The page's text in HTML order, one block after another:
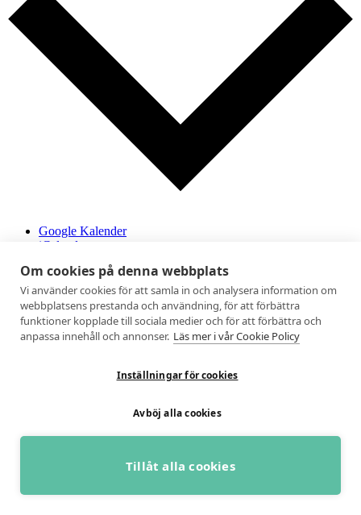
Om cookies på denna webbplats
Vi använder cookies för att samla in och analysera information om
webbplatsens prestanda och användning, för att förbättra
funktioner kopplade till sociala medier och för att förbättra och
anpassa innehåll och annonser. Läs mer i vår Cookie Policy
Inställningar för cookies
Avböj alla cookies
Tillåt alla cookies
Google Kalender
iCalendar
Outlook Live
Exportera .ics-fil
Exportera ics-fil för Outlook
010-1309350
Boka besök
Uppnå ditt bästa liv
Aktivitus är ledande på fysiologiska tester. Sedan etablering 2004